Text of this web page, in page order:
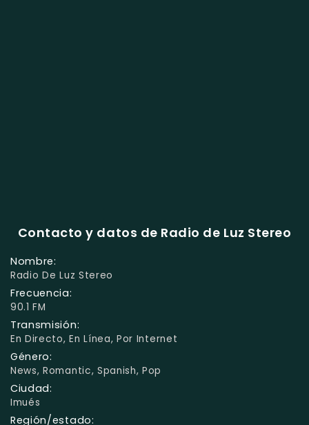
Contacto y datos de Radio de Luz Stereo
Nombre:
Radio De Luz Stereo
Frecuencia:
90.1 FM
Transmisión:
En Directo, En Línea, Por Internet
Género:
News, Romantic, Spanish, Pop
Ciudad:
Imués
Región/estado: